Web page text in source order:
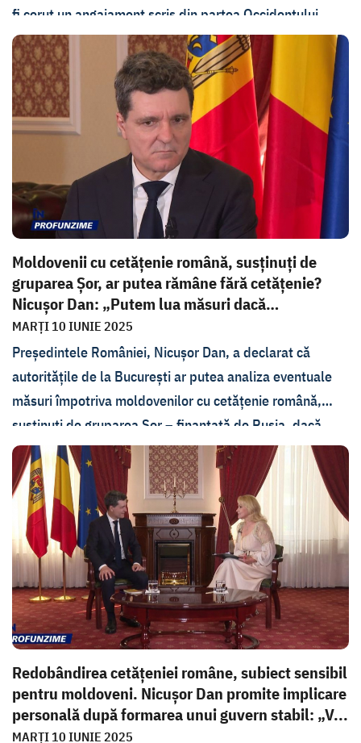
fi cerut un angajament scris din partea Occidentului
pentru a bloca extinderea NATO spre fostele republici
sovietice. Într-un interviu laÎn PROfunzime
, șefa statului
a declarat că doar cetățenii Republicii Moldova pot
decide direcția strategică a țării, nu liderii străini.
Moldovenii cu cetățenie română, susținuți de
gruparea Șor, ar putea rămâne fără cetățenie?
Nicușor Dan: „Putem lua măsuri dacă
acționează...
MARȚI 10 IUNIE 2025
Președintele României, Nicușor Dan, a declarat că
autoritățile de la București ar putea analiza eventuale
măsuri împotriva moldovenilor cu cetățenie română,
susținuți de gruparea Șor – finanțată de Rusia, dacă
aceștia vor acționa împotriva intereselor
României. Declarația a fost făcută în cadrul emisiunii În
PROfunzime.
Redobândirea cetățeniei române, subiect sensibil
pentru moldoveni. Nicușor Dan promite implicare
personală după formarea unui guvern stabil: „V...
MARȚI 10 IUNIE 2025